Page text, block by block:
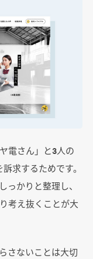
電さん」と3人の
求するためです。
っかりと整理し、
考え抜くことが大
さないことは大切